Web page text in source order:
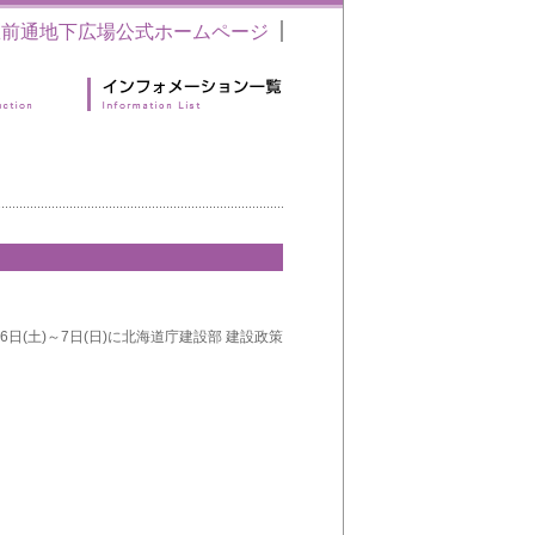
通地下広場公式ホームページ
(土)～7日(日)に北海道庁建設部 建設政策